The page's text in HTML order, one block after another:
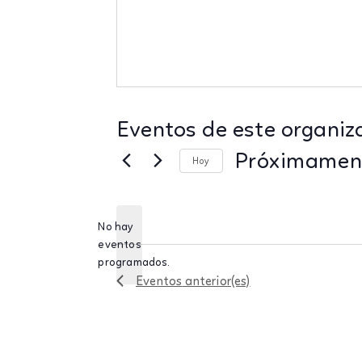
Eventos de este
Aviso
No hay
eventos
programados.
Hoy
Eventos anterior(es)